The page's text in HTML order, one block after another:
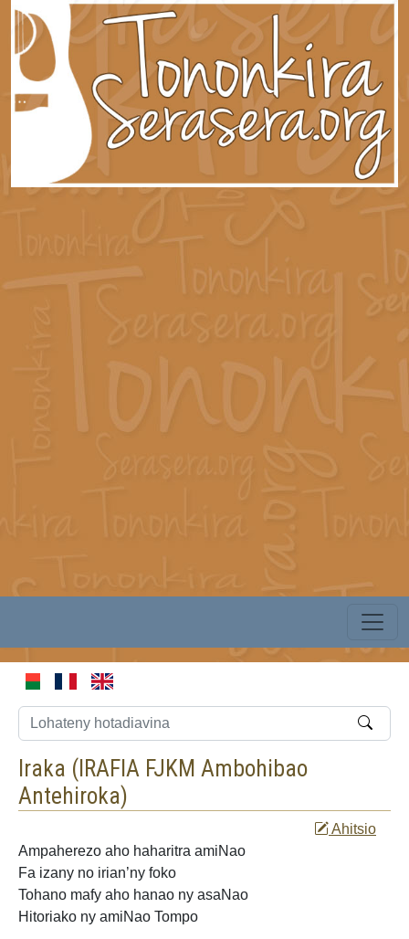
Iraka ( IRAFIA FJKM Ambohibao
Antehiroka)
Ahitsio
Ampaherezo aho haharitra amiNao
Fa izany no irian’ny foko
Tohano mafy aho hanao ny asaNao
Hitoriako ny amiNao Tompo